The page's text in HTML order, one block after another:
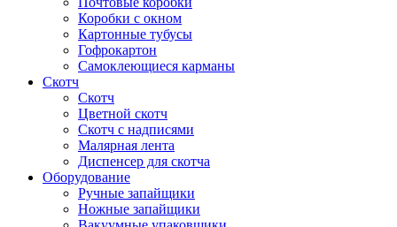
Коробки с окном
Картонные тубусы
Гофрокартон
Самоклеющиеся карманы
Скотч
Скотч
Цветной скотч
Скотч с надписями
Малярная лента
Диспенсер для скотча
Оборудование
Ручные запайщики
Ножные запайщики